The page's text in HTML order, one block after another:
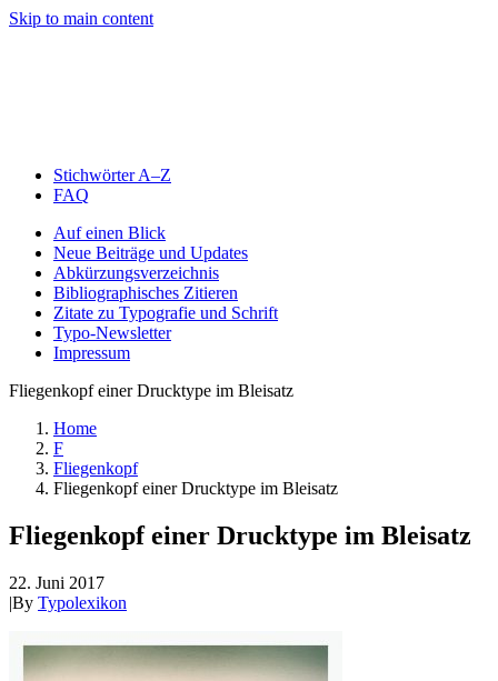
Skip to main content
Stichwörter A–Z
FAQ
Auf einen Blick
Neue Beiträge und Updates
Abkürzungsverzeichnis
Bibliographisches Zitieren
Zitate zu Typografie und Schrift
Typo-Newsletter
Impressum
Fliegenkopf einer Drucktype im Bleisatz
Home
F
Fliegenkopf
Fliegenkopf einer Drucktype im Bleisatz
Fliegenkopf einer Drucktype im Bleisatz
22. Juni 2017
|By Typolexikon